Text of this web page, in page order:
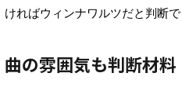
ければウィンナワルツだと判断
曲の雰囲気も判断材料